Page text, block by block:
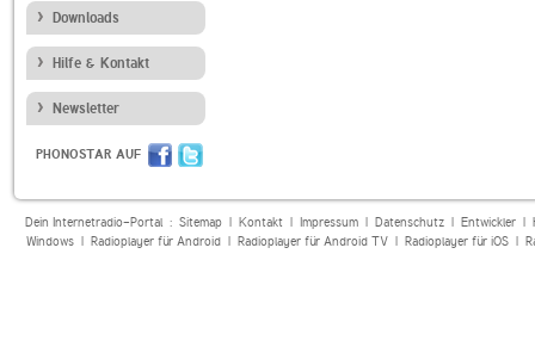
Downloads
Hilfe & Kontakt
Newsletter
PHONOSTAR AUF
Dein Internetradio-Portal : Sitemap| Kontakt| Impressum| Datenschutz| Entwickler|
Windows| Radioplayer für Android| Radioplayer für Android TV| Radioplayer für iOS|